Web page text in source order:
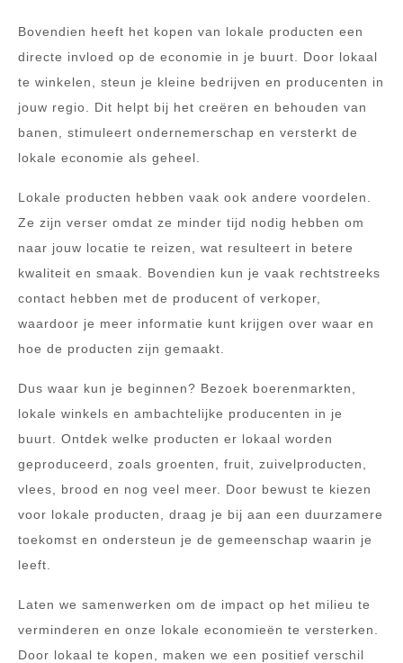
Bovendien heeft het kopen van lokale producten een
directe invloed op de economie in je buurt. Door lokaal
te winkelen, steun je kleine bedrijven en producenten in
jouw regio. Dit helpt bij het creëren en behouden van
banen, stimuleert ondernemerschap en versterkt de
lokale economie als geheel.
Lokale producten hebben vaak ook andere voordelen.
Ze zijn verser omdat ze minder tijd nodig hebben om
naar jouw locatie te reizen, wat resulteert in betere
kwaliteit en smaak. Bovendien kun je vaak rechtstreeks
contact hebben met de producent of verkoper,
waardoor je meer informatie kunt krijgen over waar en
hoe de producten zijn gemaakt.
Dus waar kun je beginnen? Bezoek boerenmarkten,
lokale winkels en ambachtelijke producenten in je
buurt. Ontdek welke producten er lokaal worden
geproduceerd, zoals groenten, fruit, zuivelproducten,
vlees, brood en nog veel meer. Door bewust te kiezen
voor lokale producten, draag je bij aan een duurzamere
toekomst en ondersteun je de gemeenschap waarin je
leeft.
Laten we samenwerken om de impact op het milieu te
verminderen en onze lokale economieën te versterken.
Door lokaal te kopen, maken we een positief verschil